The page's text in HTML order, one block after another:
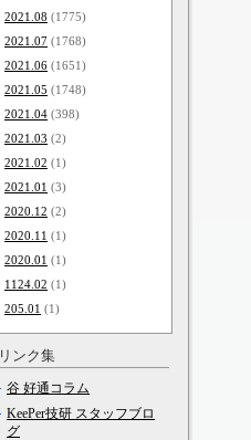
2021.08 (1775)
2021.07 (1768)
2021.06 (1651)
2021.05 (1748)
2021.04 (398)
2021.03 (2)
2021.02 (1)
2021.01 (3)
2020.12 (2)
2020.11 (1)
2020.01 (1)
1124.02 (1)
205.01 (1)
リンク集
谷 好通コラム
KeePer技研 スタッフブロ
グ